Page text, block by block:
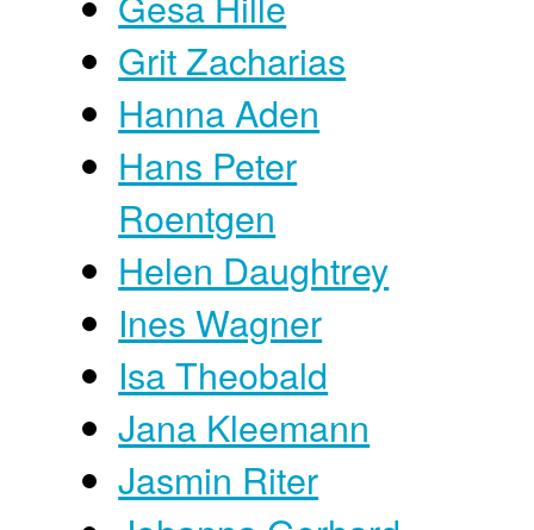
Grit Zacharias
Hanna Aden
Hans Peter
Roentgen
Helen Daughtrey
Ines Wagner
Isa Theobald
Jana Kleemann
Jasmin Riter